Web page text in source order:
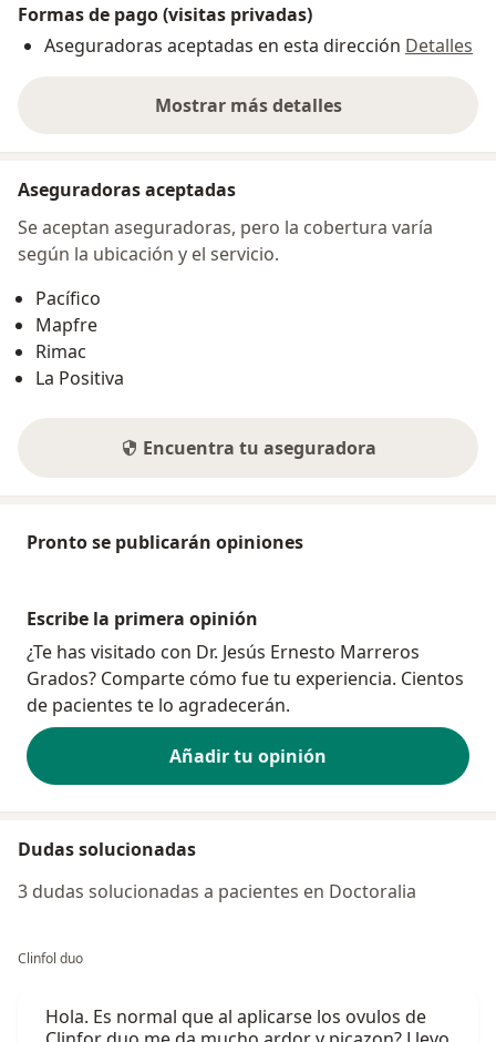
Formas de pago (visitas privadas)
Aseguradoras aceptadas en esta dirección Detalles
Mostrar más detalles
sobre la dirección
Aseguradoras aceptadas
Se aceptan aseguradoras, pero la cobertura varía
según la ubicación y el servicio.
Pacífico
Mapfre
Rimac
La Positiva
Encuentra tu aseguradora
Pronto se publicarán opiniones
Escribe la primera opinión
¿Te has visitado con Dr. Jesús Ernesto Marreros
Grados? Comparte cómo fue tu experiencia. Cientos
de pacientes te lo agradecerán.
Añadir tu opinión
Dudas solucionadas
3 dudas solucionadas a pacientes en Doctoralia
Clinfol duo
Hola. Es normal que al aplicarse los ovulos de